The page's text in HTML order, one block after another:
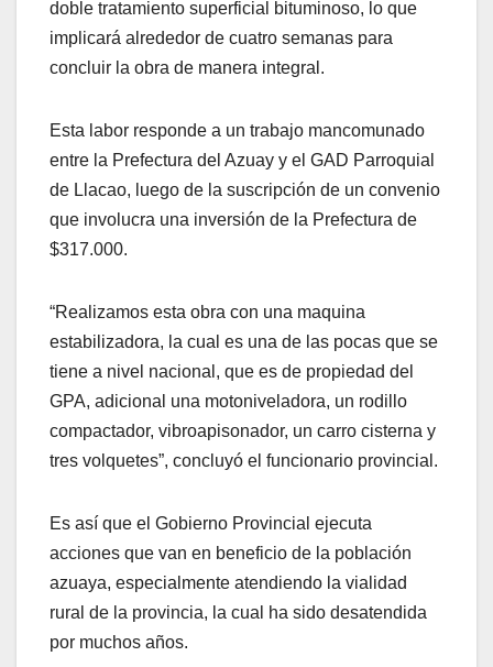
doble tratamiento superficial bituminoso, lo que
implicará alrededor de cuatro semanas para
concluir la obra de manera integral.
Esta labor responde a un trabajo mancomunado
entre la Prefectura del Azuay y el GAD Parroquial
de Llacao, luego de la suscripción de un convenio
que involucra una inversión de la Prefectura de
$317.000.
“Realizamos esta obra con una maquina
estabilizadora, la cual es una de las pocas que se
tiene a nivel nacional, que es de propiedad del
GPA, adicional una motoniveladora, un rodillo
compactador, vibroapisonador, un carro cisterna y
tres volquetes”, concluyó el funcionario provincial.
Es así que el Gobierno Provincial ejecuta
acciones que van en beneficio de la población
azuaya, especialmente atendiendo la vialidad
rural de la provincia, la cual ha sido desatendida
por muchos años.